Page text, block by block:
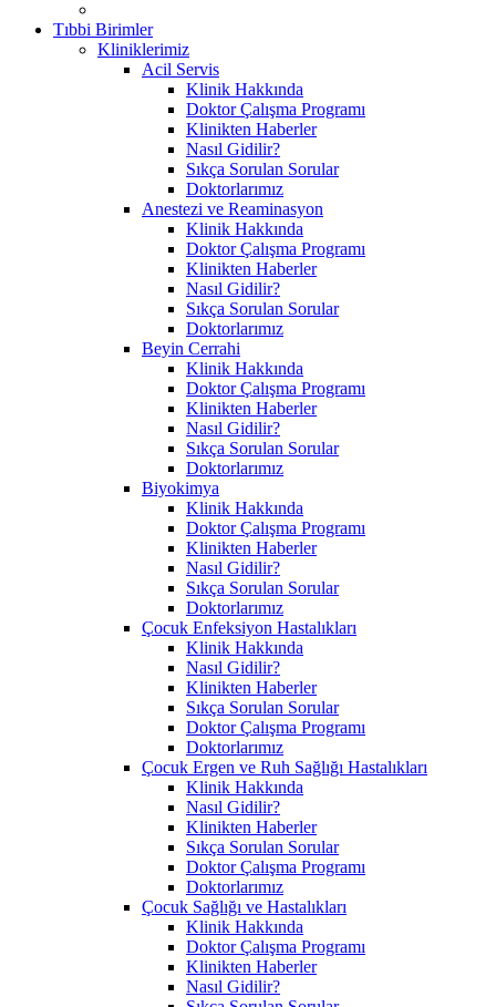
Tıbbi Birimler
Kliniklerimiz
Acil Servis
Klinik Hakkında
Doktor Çalışma Programı
Klinikten Haberler
Nasıl Gidilir?
Sıkça Sorulan Sorular
Doktorlarımız
Anestezi ve Reaminasyon
Klinik Hakkında
Doktor Çalışma Programı
Klinikten Haberler
Nasıl Gidilir?
Sıkça Sorulan Sorular
Doktorlarımız
Beyin Cerrahi
Klinik Hakkında
Doktor Çalışma Programı
Klinikten Haberler
Nasıl Gidilir?
Sıkça Sorulan Sorular
Doktorlarımız
Biyokimya
Klinik Hakkında
Doktor Çalışma Programı
Klinikten Haberler
Nasıl Gidilir?
Sıkça Sorulan Sorular
Doktorlarımız
Çocuk Enfeksiyon Hastalıkları
Klinik Hakkında
Nasıl Gidilir?
Klinikten Haberler
Sıkça Sorulan Sorular
Doktor Çalışma Programı
Doktorlarımız
Çocuk Ergen ve Ruh Sağlığı Hastalıkları
Klinik Hakkında
Nasıl Gidilir?
Klinikten Haberler
Sıkça Sorulan Sorular
Doktor Çalışma Programı
Doktorlarımız
Çocuk Sağlığı ve Hastalıkları
Klinik Hakkında
Doktor Çalışma Programı
Klinikten Haberler
Nasıl Gidilir?